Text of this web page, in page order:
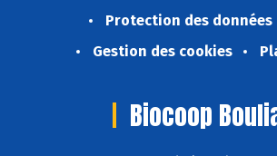
Protection des données
Gestion des cookies
Biocoop